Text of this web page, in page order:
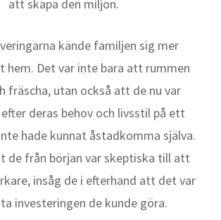
att skapa den miljön.
kände familjen sig mer
hem. Det var inte bara att rummen
fräscha, utan också att de nu var
deras behov och livsstil på ett
hade kunnat åstadkomma själva.
de från början var skeptiska till att
insåg de i efterhand att det var
investeringen de kunde göra.